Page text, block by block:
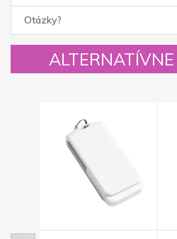
Otázky?